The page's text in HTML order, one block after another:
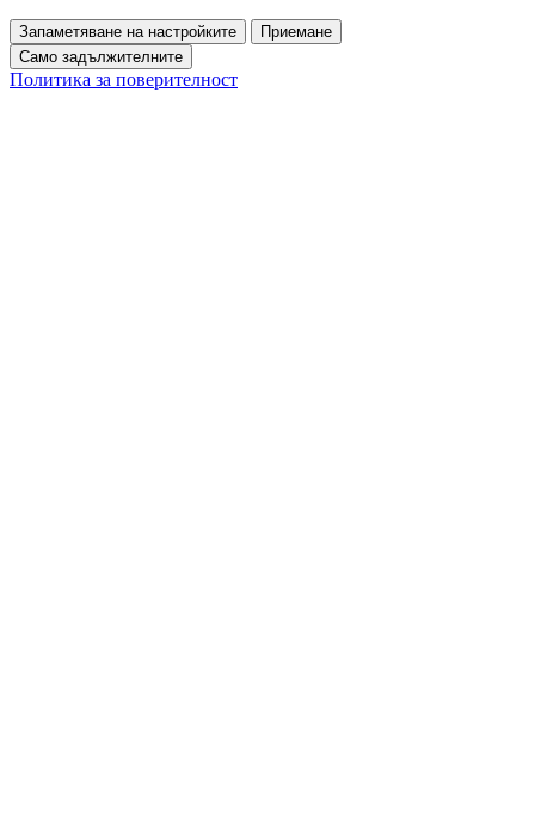
Запаметяване на настройките
Приемане
Само задължителните
Политика за поверителност